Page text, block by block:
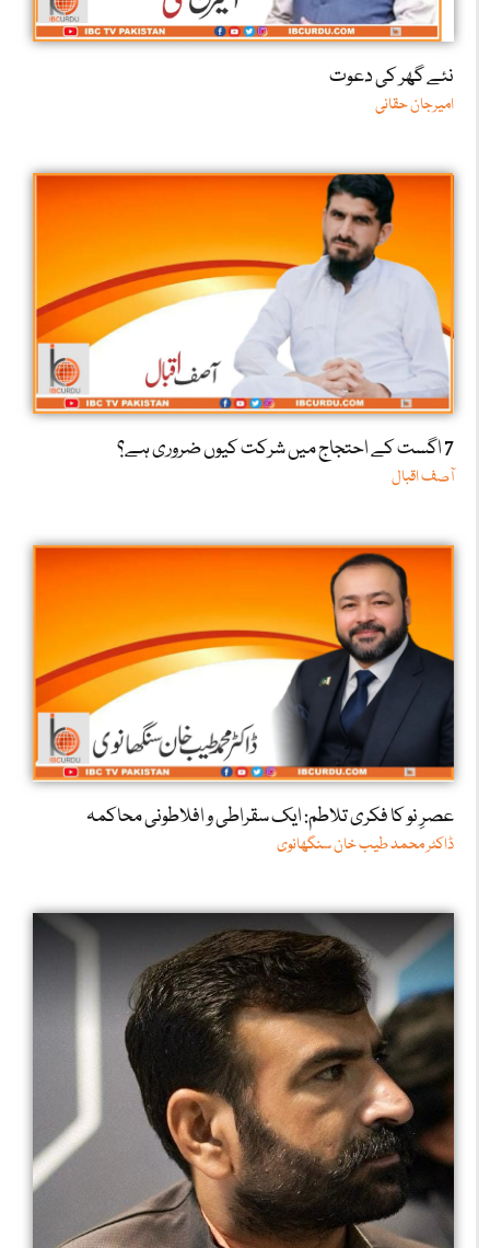
نئے گھر کی دعوت
امیرجان حقانی
7 اگست کے احتجاج میں شرکت کیوں ضروری ہے؟
آصف اقبال
عصرِ نو کا فکری تلاطم: ایک سقراطی و افلاطونی محاکمہ
ڈاکٹر محمد طیب خان سنگھانوی